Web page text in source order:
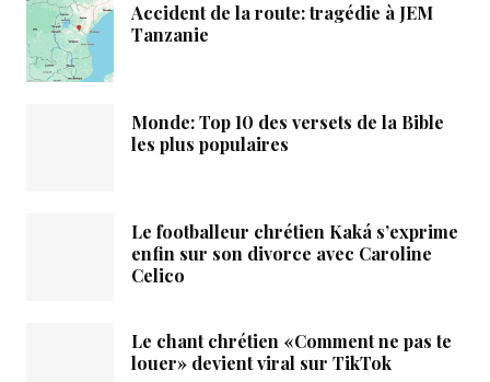
Accident de la route: tragédie à JEM
Tanzanie
Monde: Top 10 des versets de la Bible
les plus populaires
Le footballeur chrétien Kaká s’exprime
enfin sur son divorce avec Caroline
Celico
Le chant chrétien «Comment ne pas te
louer» devient viral sur TikTok